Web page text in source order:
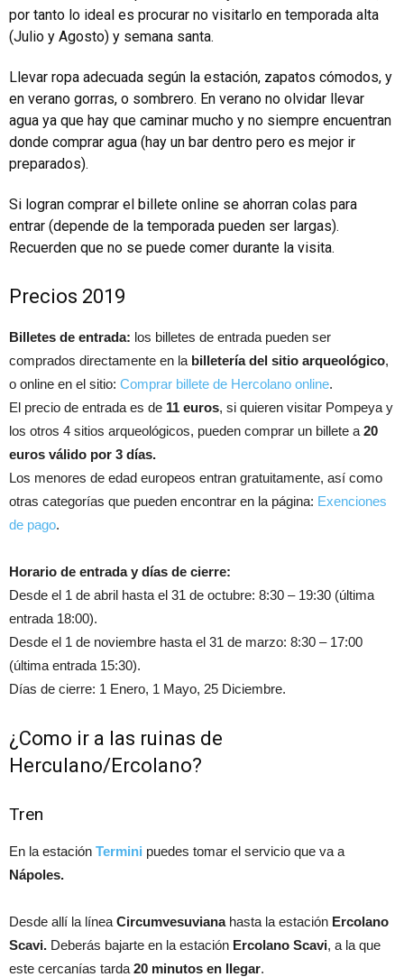
por tanto lo ideal es procurar no visitarlo en temporada alta
(Julio y Agosto) y semana santa.
Llevar ropa adecuada según la estación, zapatos cómodos, y
en verano gorras, o sombrero. En verano no olvidar llevar
agua ya que hay que caminar mucho y no siempre encuentran
donde comprar agua (hay un bar dentro pero es mejor ir
preparados).
Si logran comprar el billete online se ahorran colas para
entrar (depende de la temporada pueden ser largas).
Recuerden que no se puede comer durante la visita.
Precios 2019
Billetes de entrada: los billetes de entrada pueden ser
comprados directamente en la billetería del sitio arqueológico,
o online en el sitio: Comprar billete de Hercolano online.
El precio de entrada es de 11 euros, si quieren visitar Pompeya y
los otros 4 sitios arqueológicos, pueden comprar un billete a 20
euros válido por 3 días.
Los menores de edad europeos entran gratuitamente, así como
otras categorías que pueden encontrar en la página: Exenciones
de pago.
Horario de entrada y días de cierre:
Desde el 1 de abril hasta el 31 de octubre: 8:30 – 19:30 (última
entrada 18:00).
Desde el 1 de noviembre hasta el 31 de marzo: 8:30 – 17:00
(última entrada 15:30).
Días de cierre: 1 Enero, 1 Mayo, 25 Diciembre.
¿Como ir a las ruinas de
Herculano/Ercolano?
Tren
En la estación Termini puedes tomar el servicio que va a
Nápoles.
Desde allí la línea Circumvesuvianahasta la estación Ercolano
Scavi. Deberás bajarte en la estación Ercolano Scavi, a la que
este cercanías tarda 20 minutos en llegar.